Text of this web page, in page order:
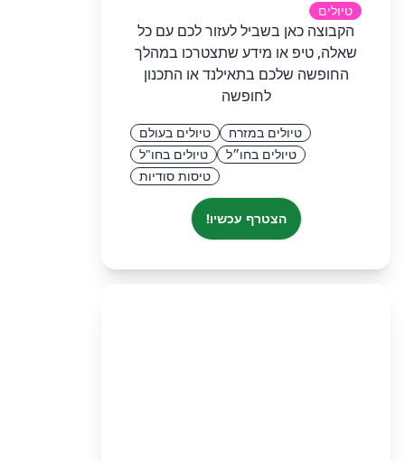
טיולים
הקבוצה כאן בשביל לעזור לכם עם כל
שאלה, טיפ או מידע שתצטרכו במהלך
החופשה שלכם בתאילנד או התכנון
לחופשה
טיולים במזרח
טיולים בעולם
טיולים בחו״ל
טיולים בחו"ל
טיסות סודיות
הצטרף עכשיו!